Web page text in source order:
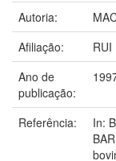
Autoria:
Afiliação:
RUI
Ano de
publicação:
Referência:
In: